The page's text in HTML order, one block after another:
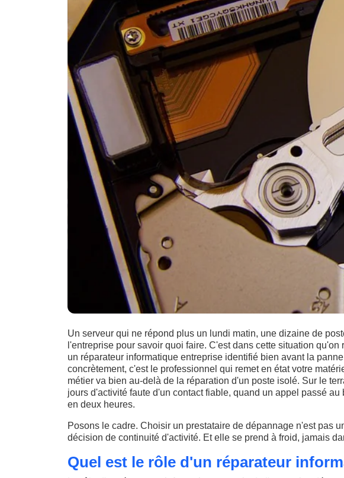
Un serveur qui ne répond plus un lundi matin, une dizaine de
l'entreprise pour savoir quoi faire. C'est dans cette situation
un réparateur informatique entreprise identifié bien avant la
concrètement, c'est le professionnel qui remet en état votre
métier va bien au-delà de la réparation d'un poste isolé. Sur le
jours d'activité faute d'un contact fiable, quand un appel passé
en deux heures.
Posons le cadre. Choisir un prestataire de dépannage n'est pas
décision de continuité d'activité. Et elle se prend à froid, jamais
Quel est le rôle d'un réparateur